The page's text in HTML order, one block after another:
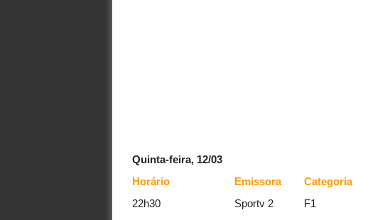
Quinta-feira, 12/03
Horário
Emissora Categoria
22h30
Sportv 2 F1